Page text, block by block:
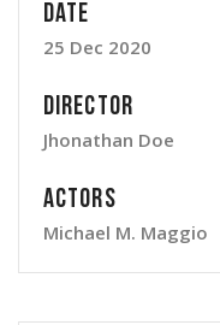
Date
25 Dec 2020
Director
Jhonathan Doe
Actors
Michael M. Maggio